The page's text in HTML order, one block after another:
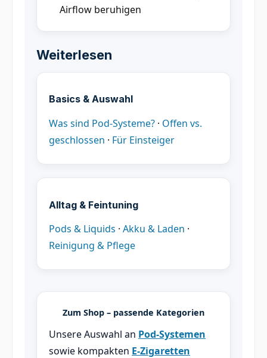
Airflow beruhigen
Weiterlesen
Basics & Auswahl
Was sind Pod-Systeme? · Offen vs.
geschlossen · Für Einsteiger
Alltag & Feintuning
Pods & Liquids · Akku & Laden ·
Reinigung & Pflege
Zum Shop – passende Kategorien
Unsere Auswahl an Pod-Systemen
sowie kompakten E-Zigaretten